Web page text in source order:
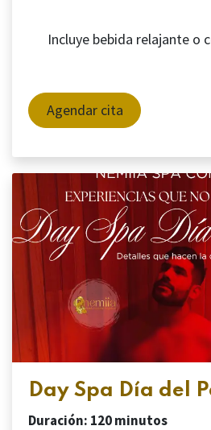
Incluye bebida relajante o
Agendar cita
Day Spa Día del
Duración: 120 minutos